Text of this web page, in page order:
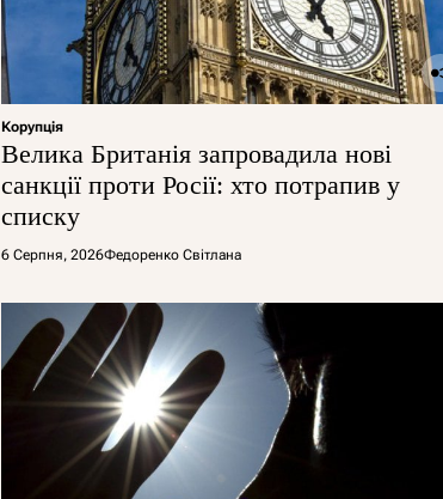
Корупція
Велика Британія запровадила нові
санкції проти Росії: хто потрапив у
списку
6 Серпня, 2026Федоренко Світлана